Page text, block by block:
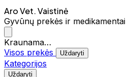
Aro Vet. Vaistinė
Gyvūnų prekės ir medikamentai
Kraunama…
Visos prekės
Uždaryti
Kategorijos
Uždaryti